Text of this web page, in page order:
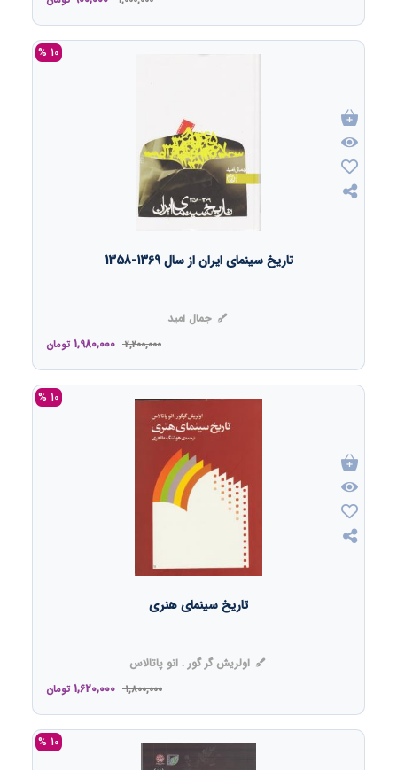
10 %
تاریخ سینمای ایران از سال 1369-1358
جمال امید
2,200,000
1,980,000 تومان
10 %
تاریخ سینمای هنری
اولریش گر گور . انو پاتالاس
1,800,000
1,620,000 تومان
10 %